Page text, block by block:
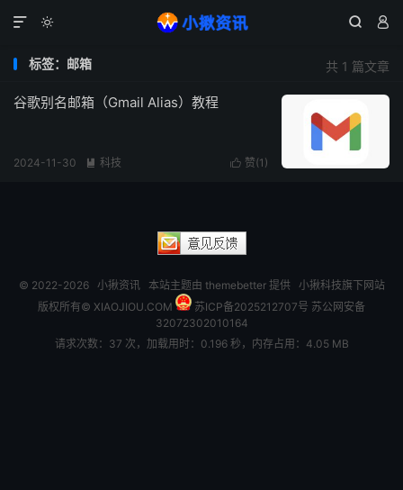
  

共 1 篇文章
标签：邮箱
谷歌别名邮箱（Gmail Alias）教程
 赞(1 )
2024-11-30  科技
© 2022-2026 小揪资讯本站主题由 themebetter提供 小揪科技旗下网站
版权所有© XIAOJIOU.COM
苏ICP备2025212707号 苏公网安备
32072302010164
请求次数：37 次，加载用时：0.196 秒，内存占用：4.05 MB